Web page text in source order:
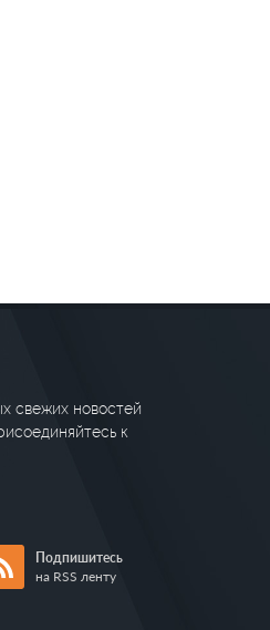
свежих новостей
к
Подпишитесь
на RSS ленту